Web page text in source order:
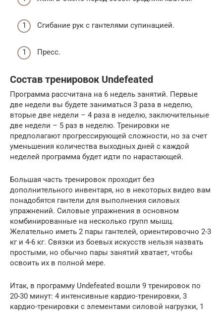
Сгибание рук с гантелями супинацией.
Пресс.
Состав тренировок Undefeated
Программа рассчитана на 6 недель занятий. Первые
две недели вы будете заниматься 3 раза в неделю,
вторые две недели – 4 раза в неделю, заключительные
две недели – 5 раз в неделю. Тренировки не
предполагают прогрессирующей сложности, но за счет
уменьшения количества выходных дней с каждой
неделей программа будет идти по нарастающей.
Большая часть тренировок проходит без
дополнительного инвентаря, но в некоторых видео вам
понадобятся гантели для выполнения силовых
упражнений. Силовые упражнения в основном
комбинированные на несколько групп мышц.
Желательно иметь 2 пары гантелей, ориентировочно 2-3
кг и 4-6 кг. Связки из боевых искусств нельзя назвать
простыми, но обычно пары занятий хватает, чтобы
освоить их в полной мере.
Итак, в программу Undefeated вошли 9 тренировок по
20-30 минут: 4 интенсивные кардио-тренировки, 3
кардио-тренировки с элементами силовой нагрузки, 1